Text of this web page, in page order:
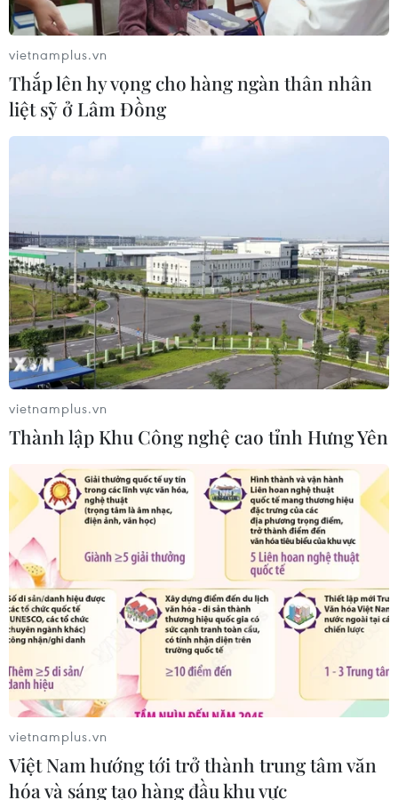
vietnamplus.vn
Thắp lên hy vọng cho hàng ngàn thân nhân
liệt sỹ ở Lâm Đồng
vietnamplus.vn
Thành lập Khu Công nghệ cao tỉnh Hưng Yên
vietnamplus.vn
Việt Nam hướng tới trở thành trung tâm văn
hóa và sáng tạo hàng đầu khu vực